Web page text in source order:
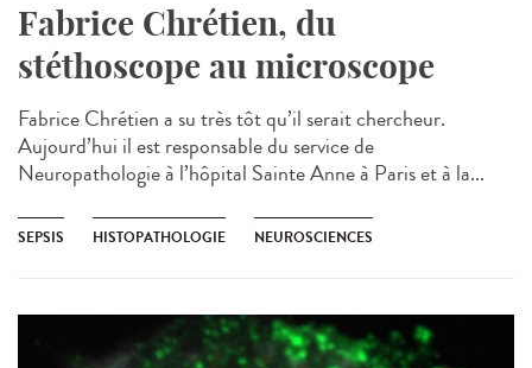
Fabrice Chrétien, du
stéthoscope au microscope
Fabrice Chrétien a su très tôt qu’il serait chercheur.
Aujourd’hui il est responsable du service de
Neuropathologie à l’hôpital Sainte Anne à Paris​ et à la...
SEPSIS HISTOPATHOLOGIE NEUROSCIENCES